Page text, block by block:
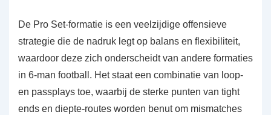
De Pro Set-formatie is een veelzijdige offensieve
strategie die de nadruk legt op balans en flexibiliteit,
waardoor deze zich onderscheidt van andere formaties
in 6-man football. Het staat een combinatie van loop-
en passplays toe, waarbij de sterke punten van tight
ends en diepte-routes worden benut om mismatches